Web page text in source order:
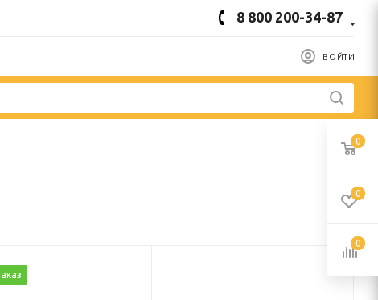
8 800 200-34-87
ВОЙТИ
0
0
0